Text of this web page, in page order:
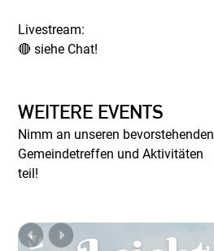
Livestream:
🔴 siehe Chat!
WEITERE EVENTS
Nimm an unseren bevorstehenden
Gemeindetreffen und Aktivitäten
teil!